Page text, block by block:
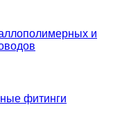
и
фитинги